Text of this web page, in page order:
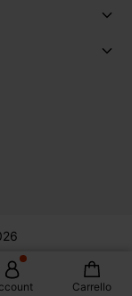
Carrello